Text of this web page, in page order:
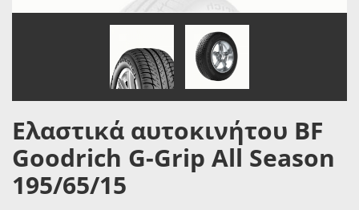
Ελαστικά αυτοκινήτου BF
Goodrich G-Grip All Season
195/65/15